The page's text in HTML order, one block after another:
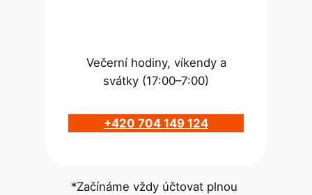
Večerní hodiny, víkendy a
svátky (17:00–7:00)
+420 704 149 124
*Začínáme vždy účtovat plnou